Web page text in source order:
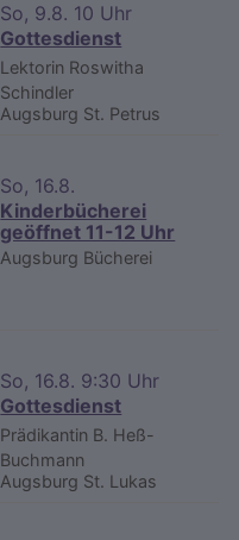
So, 9.8. 10 Uhr
Gottesdienst
Lektorin Roswitha
Schindler
Augsburg St. Petrus
So, 16.8.
Kinderbücherei
geöffnet 11-12 Uhr
Augsburg Bücherei
So, 16.8. 9:30 Uhr
Gottesdienst
Prädikantin B. Heß-
Buchmann
Augsburg St. Lukas